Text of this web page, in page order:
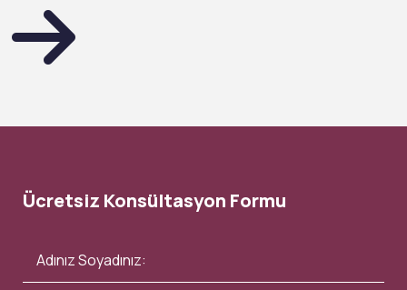
Ücretsiz Konsültasyon Formu